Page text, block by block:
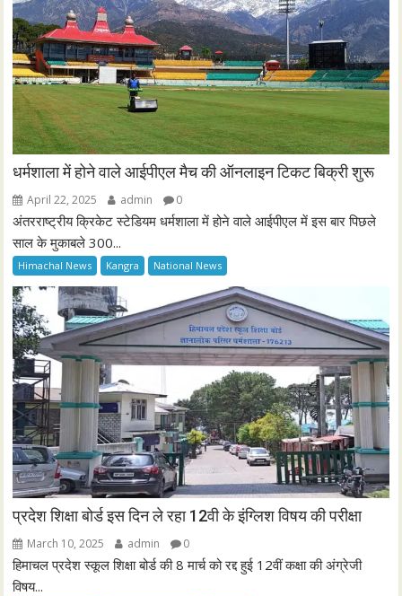
धर्मशाला में होने वाले आईपीएल मैच की ऑनलाइन टिकट बिक्री शुरू
April 22, 2025 admin 0
अंतरराष्ट्रीय क्रिकेट स्टेडियम धर्मशाला में होने वाले आईपीएल में इस बार पिछले
साल के मुकाबले 300...
Himachal News Kangra National News
प्रदेश शिक्षा बोर्ड इस दिन ले रहा 12वी के इंग्लिश विषय की परीक्षा
March 10, 2025 admin 0
हिमाचल प्रदेश स्कूल शिक्षा बोर्ड की 8 मार्च को रद्द हुई 12वीं कक्षा की अंग्रेजी
विषय...